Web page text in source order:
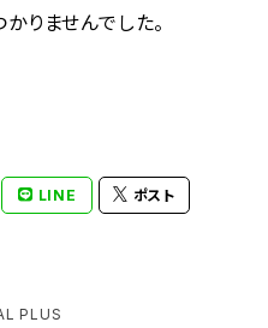
りませんでした。
LINE ポスト
PLUS